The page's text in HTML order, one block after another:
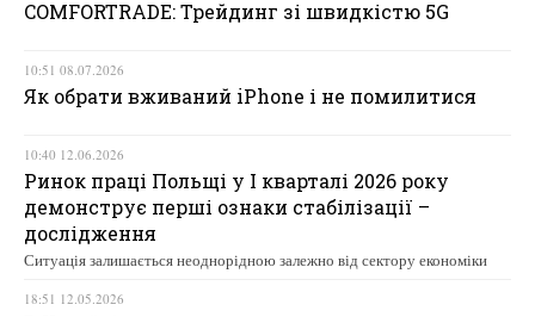
COMFORTRADE: Трейдинг зі швидкістю 5G
10:51 08.07.2026
Як обрати вживаний iPhone і не помилитися
10:40 12.06.2026
Ринок праці Польщі у І кварталі 2026 року
демонструє перші ознаки стабілізації –
дослідження
Ситуація залишається неоднорідною залежно від сектору економіки
18:51 12.05.2026